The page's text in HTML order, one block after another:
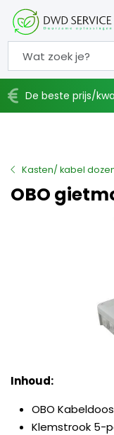
De beste prijs/
Kasten/ kabel
OBO
Inhoud:
OBO
Klemstrook 5-